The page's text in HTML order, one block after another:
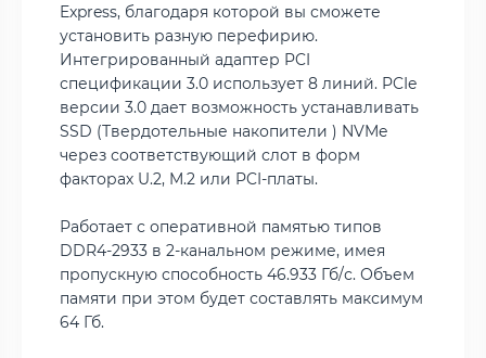
Express, благодаря которой вы сможете
установить разную перефирию.
Интегрированный адаптер PCI
спецификации 3.0 использует 8 линий. PCIe
версии 3.0 дает возможность устанавливать
SSD (Твердотельные накопители ) NVMe
через соответствующий слот в форм
факторах U.2, M.2 или PCI-платы.
Работает с оперативной памятью типов
DDR4-2933 в 2-канальном режиме, имея
пропускную способность 46.933 Гб/с. Объем
памяти при этом будет составлять максимум
64 Гб.